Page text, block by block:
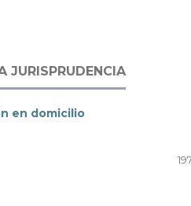
JURISPRUDENCIA
en domicilio